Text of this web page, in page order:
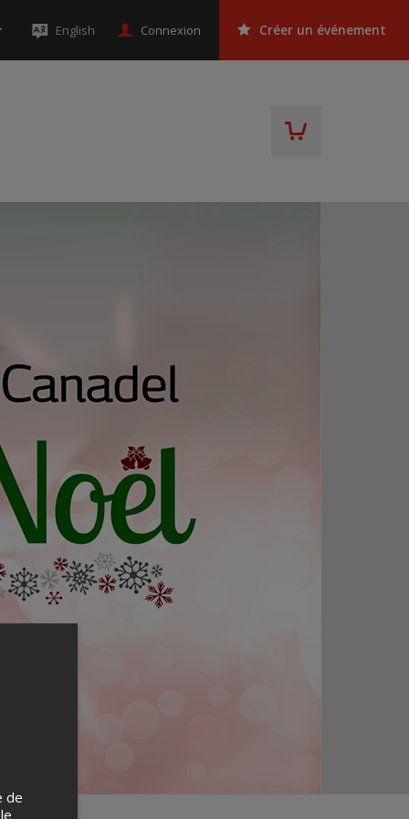
English Connexion Créer un événement
de